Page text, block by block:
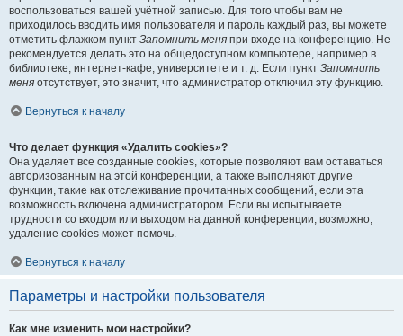
воспользоваться вашей учётной записью. Для того чтобы вам не
приходилось вводить имя пользователя и пароль каждый раз, вы можете
отметить флажком пункт Запомнить меня при входе на конференцию. Не
рекомендуется делать это на общедоступном компьютере, например в
библиотеке, интернет-кафе, университете и т. д. Если пункт Запомнить
меня отсутствует, это значит, что администратор отключил эту функцию.
Вернуться к началу
Что делает функция «Удалить cookies»?
Она удаляет все созданные cookies, которые позволяют вам оставаться
авторизованным на этой конференции, а также выполняют другие
функции, такие как отслеживание прочитанных сообщений, если эта
возможность включена администратором. Если вы испытываете
трудности со входом или выходом на данной конференции, возможно,
удаление cookies может помочь.
Вернуться к началу
Параметры и настройки пользователя
Как мне изменить мои настройки?